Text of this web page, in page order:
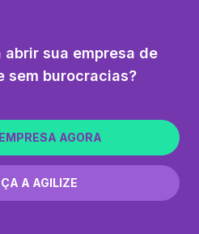
abrir sua empresa de
sem burocracias?
AGORA
A AGILIZE